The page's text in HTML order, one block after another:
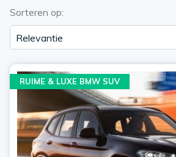
Sorteren op:
RUIME & LUXE BMW SUV